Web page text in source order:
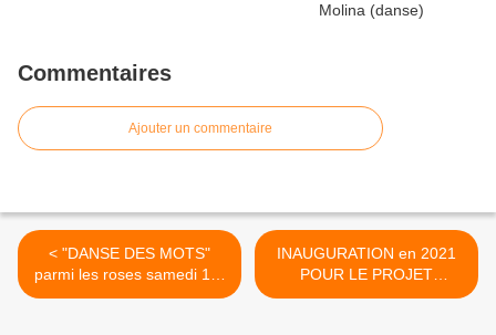
Commentaires
Ajouter un commentaire
< "DANSE DES MOTS"
parmi les roses samedi 1er
juin...
INAUGURATION en 2021
POUR LE PROJET
CO’Met... >